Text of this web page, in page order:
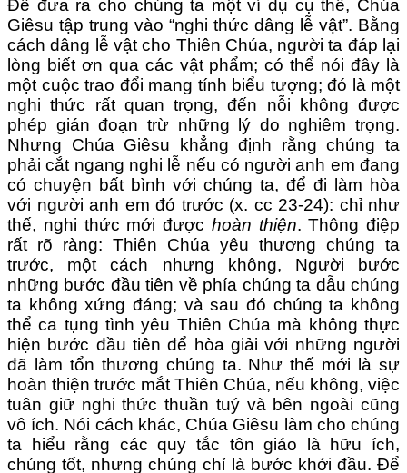
Để đưa ra cho chúng ta một ví dụ cụ thể, Chúa
Giêsu tập trung vào “nghi thức dâng lễ vật”. Bằng
cách dâng lễ vật cho Thiên Chúa, người ta đáp lại
lòng biết ơn qua các vật phẩm; có thể nói đây là
một cuộc trao đổi mang tính biểu tượng; đó là một
nghi thức rất quan trọng, đến nỗi không được
phép gián đoạn trừ những lý do nghiêm trọng.
Nhưng Chúa Giêsu khẳng định rằng chúng ta
phải cắt ngang nghi lễ nếu có người anh em đang
có chuyện bất bình với chúng ta, để đi làm hòa
với người anh em đó trước (x. cc 23-24): chỉ như
thế, nghi thức mới được hoàn thiện. Thông điệp
rất rõ ràng: Thiên Chúa yêu thương chúng ta
trước, một cách nhưng không, Người bước
những bước đầu tiên về phía chúng ta dẫu chúng
ta không xứng đáng; và sau đó chúng ta không
thể ca tụng tình yêu Thiên Chúa mà không thực
hiện bước đầu tiên để hòa giải với những người
đã làm tổn thương chúng ta. Như thế mới là sự
hoàn thiện trước mắt Thiên Chúa, nếu không, việc
tuân giữ nghi thức thuần tuý và bên ngoài cũng
vô ích. Nói cách khác, Chúa Giêsu làm cho chúng
ta hiểu rằng các quy tắc tôn giáo là hữu ích,
chúng tốt, nhưng chúng chỉ là bước khởi đầu. Để